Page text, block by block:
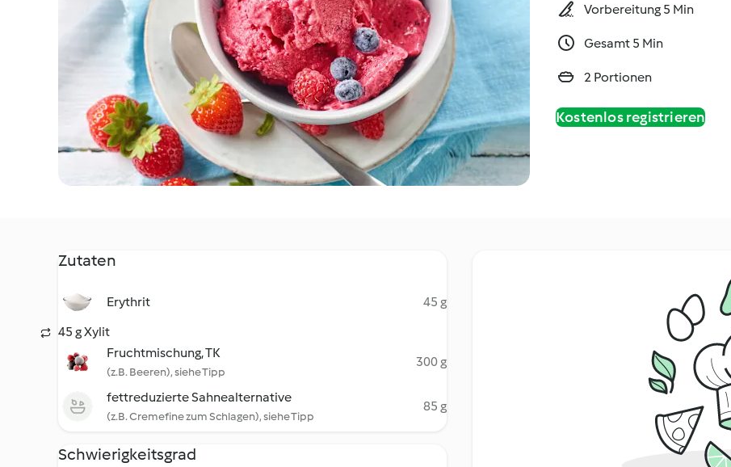
Vorbereitung 5 Min
Gesamt 5 Min
2 Portionen
Kostenlos registrieren
Zutaten
Erythrit
45 g
45 g Xylit
Fruchtmischung, TK
(z.B. Beeren), siehe Tipp
300 g
fettreduzierte Sahnealternative
(z.B. Cremefine zum Schlagen), siehe Tipp
85 g
Schwierigkeitsgrad